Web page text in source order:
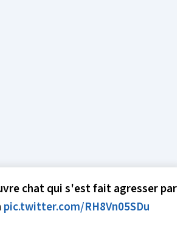
chat qui s'est fait agresser par
pic.twitter.com/RH8Vn05SDu